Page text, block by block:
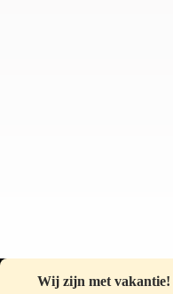
Wij zijn met vakantie!